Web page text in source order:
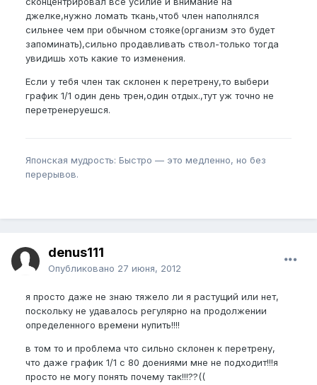
джелке,нужно ломать ткань,чтоб член наполнялся
сильнее чем при обычном стояке(организм это будет
запоминать),сильно продавливать ствол-только тогда
увидишь хоть какие то изменения.
Если у тебя член так склонен к перетрену,то выбери
график 1/1 один день трен,один отдых.,тут уж точно не
перетренеруешся.
Японская мудрость: Быстро — это медленно, но без
перерывов.
denus111
Опубликовано 27 июня, 2012
я просто даже не знаю тяжело ли я растущий или нет,
поскольку не удавалось регулярно на продолжении
определенного времени нупить!!!!
в том то и проблема что сильно склонен к перетрену,
что даже график 1/1 с 80 доениями мне не подходит!!!я
просто не могу понять почему так!!!??((